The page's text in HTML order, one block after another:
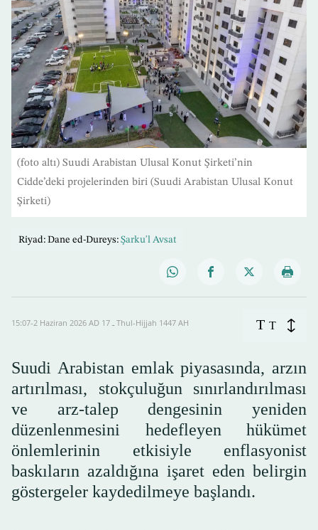
(foto altı) Suudi Arabistan Ulusal Konut Şirketi’nin
Cidde’deki projelerinden biri (Suudi Arabistan Ulusal Konut
Şirketi)
Riyad: Dane ed-Dureys: Şarku'l Avsat
15:07-2 Haziran 2026 AD ـ 17 Thul-Hijjah 1447 AH T T
Suudi Arabistan emlak piyasasında, arzın
artırılması, stokçuluğun sınırlandırılması
ve arz-talep dengesinin yeniden
düzenlenmesini hedefleyen hükümet
önlemlerinin etkisiyle enflasyonist
baskıların azaldığına işaret eden belirgin
göstergeler kaydedilmeye başlandı.